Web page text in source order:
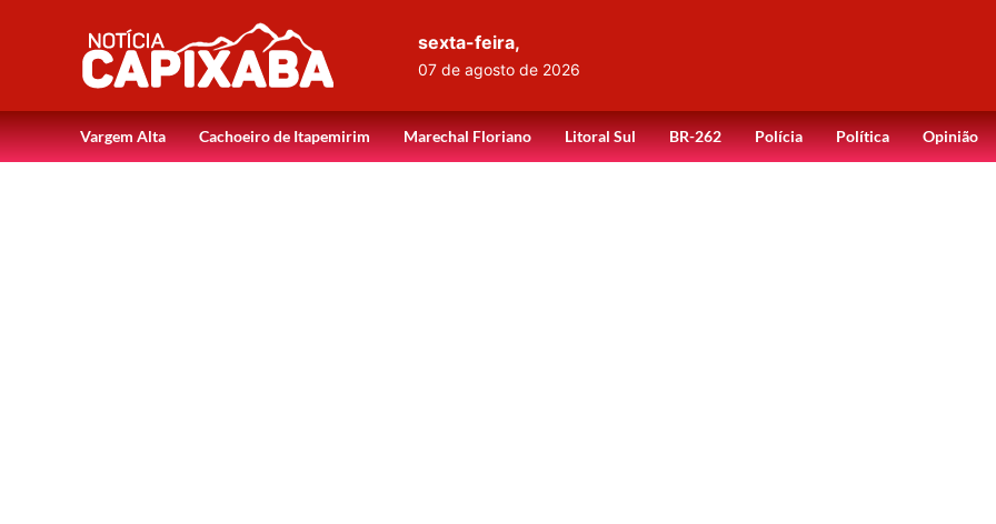
sexta-feira,
07 de agosto de 2026
Vargem Alta Cachoeiro de Itapemirim Marechal Floriano Litoral Sul BR-262 Polícia Política Opinião